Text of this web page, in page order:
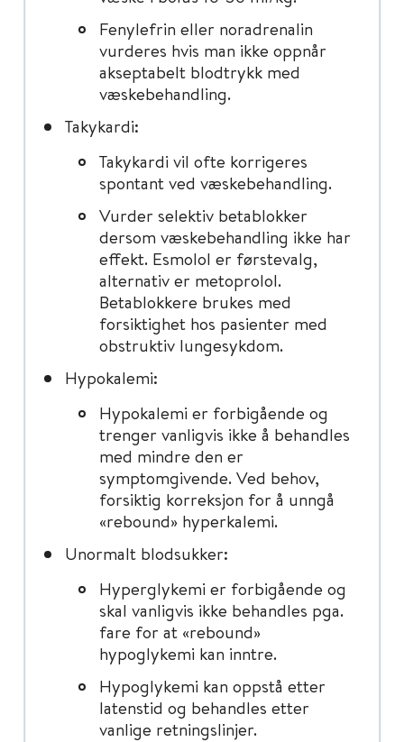
Fenylefrin eller noradrenalin
vurderes hvis man ikke oppnår
akseptabelt blodtrykk med
væskebehandling.
Takykardi:
Takykardi vil ofte korrigeres
spontant ved væskebehandling.
Vurder selektiv betablokker
dersom væskebehandling ikke har
effekt. Esmolol er førstevalg,
alternativ er metoprolol.
Betablokkere brukes med
forsiktighet hos pasienter med
obstruktiv lungesykdom.
Hypokalemi:
Hypokalemi er forbigående og
trenger vanligvis ikke å behandles
med mindre den er
symptomgivende. Ved behov,
forsiktig korreksjon for å unngå
«rebound» hyperkalemi.
Unormalt blodsukker:
Hyperglykemi er forbigående og
skal vanligvis ikke behandles pga.
fare for at «rebound»
hypoglykemi kan inntre.
Hypoglykemi kan oppstå etter
latenstid og behandles etter
vanlige retningslinjer.